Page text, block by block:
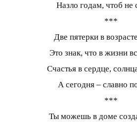
Назло годам, чтоб не
***
Две пятерки в
Это знак, что в жизни
Счастья в сердце,
А сегодня – славно
***
Ты можешь в доме